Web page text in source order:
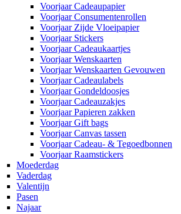
Voorjaar Cadeaupapier
Voorjaar Consumentenrollen
Voorjaar Zijde Vloeipapier
Voorjaar Stickers
Voorjaar Cadeaukaartjes
Voorjaar Wenskaarten
Voorjaar Wenskaarten Gevouwen
Voorjaar Cadeaulabels
Voorjaar Gondeldoosjes
Voorjaar Cadeauzakjes
Voorjaar Papieren zakken
Voorjaar Gift bags
Voorjaar Canvas tassen
Voorjaar Cadeau- & Tegoedbonnen
Voorjaar Raamstickers
Moederdag
Vaderdag
Valentijn
Pasen
Najaar